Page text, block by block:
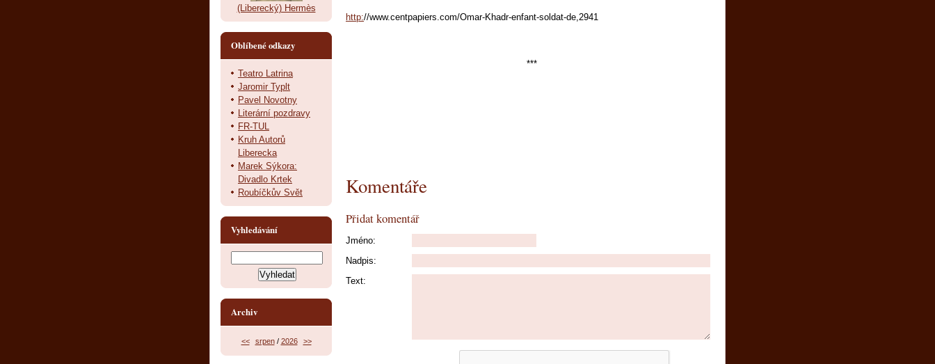
http://www.centpapiers.com/Omar-Khadr-enfant-soldat-de,2941
***
Komentáře
Přidat komentář
Jméno:
Nadpis:
Text:
(Liberecký) Hermès
Oblíbené odkazy
Teatro Latrina
Jaromir Typlt
Pavel Novotny
Literární pozdravy
FR-TUL
Kruh Autorů
Liberecka
Marek Sýkora:
Divadlo Krtek
Roubíčkův Svět
Vyhledávání
Archiv
<< srpen/ 2026 >>